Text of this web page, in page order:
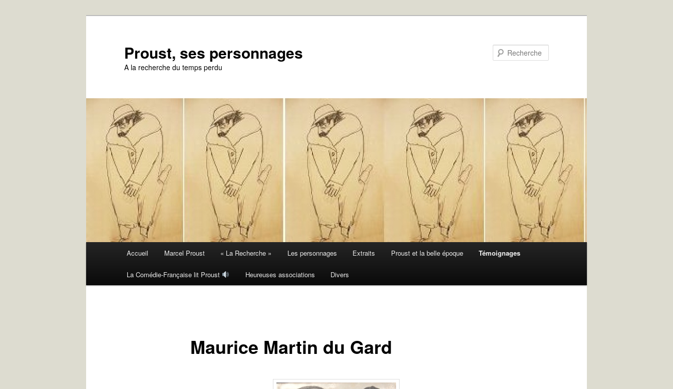
Proust, ses personnages
A la recherche du temps perdu
Accueil Marcel Proust « La Recherche » Les personnages Extraits Proust et la belle époque Témoignages
La Comédie-Française lit Proust Heureuses associations Divers
Maurice Martin du Gard